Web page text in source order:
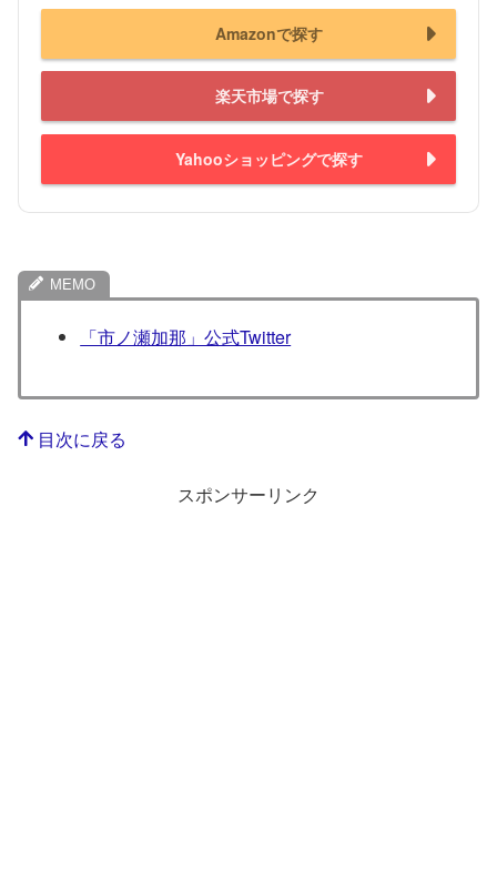
Amazonで探す
楽天市場で探す
Yahooショッピングで探す
「市ノ瀬加那」公式Twitter
目次に戻る
スポンサーリンク